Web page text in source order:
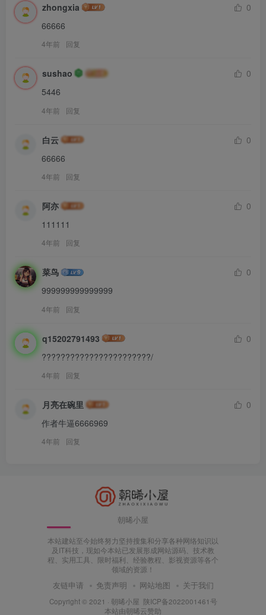
zhongxia
0
66666
4年前 回复
sushao
0
5446
4年前 回复
白云
0
66666
4年前 回复
阿亦
0
111111
4年前 回复
菜鸟
0
999999999999999
4年前 回复
q15202791493
0
???????????????????????/
4年前 回复
月亮在碗里
0
作者牛逼6666969
4年前 回复
朝晞小屋
本站建站至今始终努力坚持搜集和分享各种网络知识以
及IT科技，现如今本站已发展形成网站源码、技术教
程、实用工具、限时福利、经验教程、影视资源等各个
领域的资源！
友链申请 免责声明 网站地图 关于我们
Copyright © 2021 · 朝晞小屋 陕ICP备2022001461号
本站由朝晞云赞助